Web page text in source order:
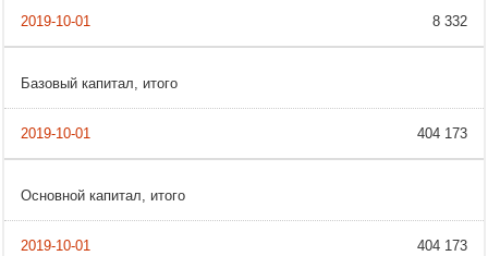
8 332
Базовый капитал, итого
404 173
Основной капитал, итого
404 173